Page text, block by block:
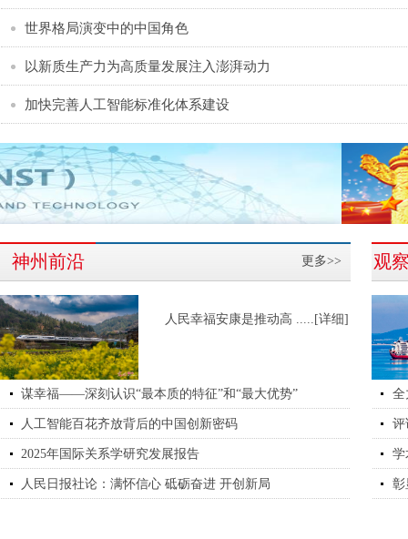
世界格局演变中的中国角色
以新质生产力为高质量发展注入澎湃动力
加快完善人工智能标准化体系建设
神州前沿 更多>>
人民幸福安康是推动高 .....[详细]
谋幸福——深刻认识“最本质的特征”和“最大优势”
人工智能百花齐放背后的中国创新密码
2025年国际关系学研究发展报告
人民日报社论：满怀信心 砥砺奋进 开创新局
观
全
评
学
彰